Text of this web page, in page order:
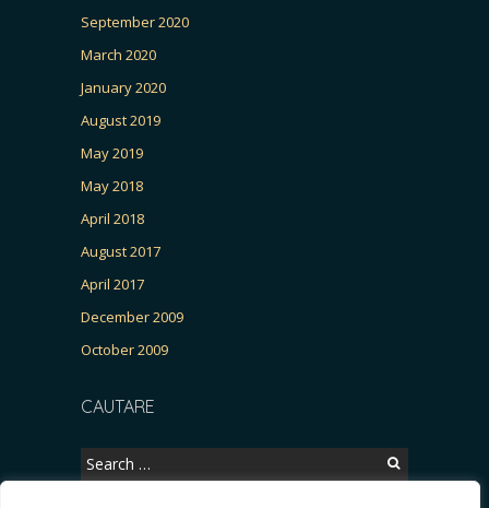
September 2020
March 2020
January 2020
August 2019
May 2019
May 2018
April 2018
August 2017
April 2017
December 2009
October 2009
CAUTARE
Search
for: